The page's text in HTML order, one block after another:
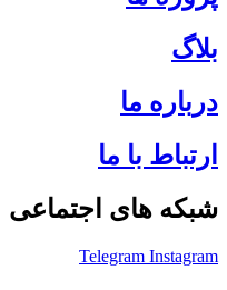
بلاگ
درباره ما
ارتباط با ما
شبکه های اجتماعی
Telegram Instagram